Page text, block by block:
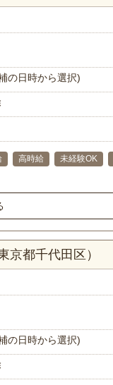
の日時から選択)
高時給 未経験OK
都千代田区）
の日時から選択)